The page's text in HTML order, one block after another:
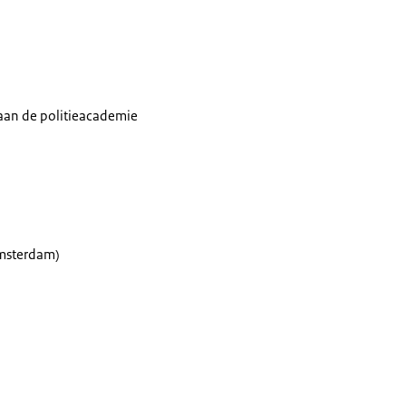
de politieacademie